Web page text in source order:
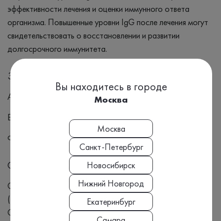
эффективности лечения и оценки иммунного ответа
организма. Повышенные уровни IgG после лечения могут
свидетельствовать о восстановлении и развитии
долгосрочного иммунитета.
Заболевания
Атипичная пневмония
Бронхит
Фарингит
Симптомы
Симптомы инфекции могут включать: Лихорадка Кашель
(часто сухой) Боль в горле Головная боль Усталость
Одышка Боль в груди
Вы находитесь в городе
Москва
Москва
Санкт-Петербург
Новосибирск
Нижний Новгород
Екатеринбург